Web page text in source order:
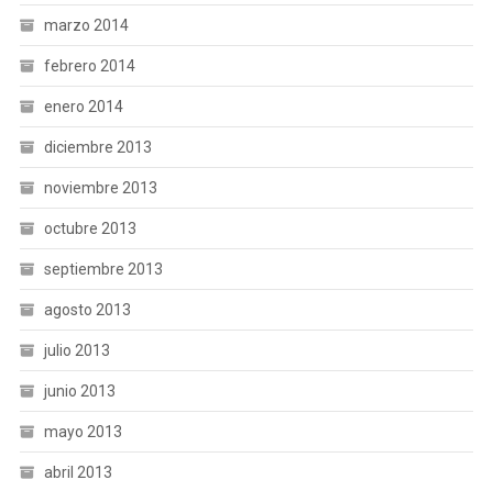
marzo 2014
febrero 2014
enero 2014
diciembre 2013
noviembre 2013
octubre 2013
septiembre 2013
agosto 2013
julio 2013
junio 2013
mayo 2013
abril 2013